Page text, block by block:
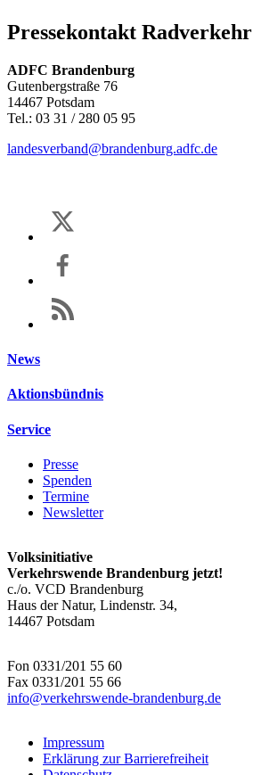
Pressekontakt Radverkehr
ADFC Brandenburg
Gutenbergstraße 76
14467 Potsdam
Tel.: 03 31 / 280 05 95
landesverband@brandenburg.adfc.de
News
Aktionsbündnis
Service
Presse
Spenden
Termine
Newsletter
Volksinitiative
Verkehrswende Brandenburg jetzt!
c./o. VCD Brandenburg
Haus der Natur, Lindenstr. 34,
14467 Potsdam
Fon 0331/201 55 60
Fax 0331/201 55 66
info@verkehrswende-brandenburg.de
Impressum
Erklärung zur Barrierefreiheit